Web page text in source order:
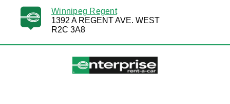
Winnipeg Regent
1392 A REGENT AVE. WEST
R2C 3A8